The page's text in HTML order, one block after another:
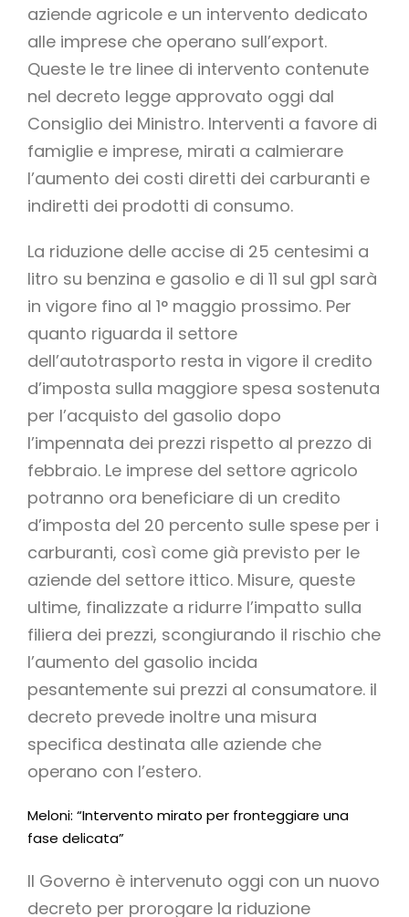
aziende agricole e un intervento dedicato
alle imprese che operano sull’export.
Queste le tre linee di intervento contenute
nel decreto legge approvato oggi dal
Consiglio dei Ministro. Interventi a favore di
famiglie e imprese, mirati a calmierare
l’aumento dei costi diretti dei carburanti e
indiretti dei prodotti di consumo.
La riduzione delle accise di 25 centesimi a
litro su benzina e gasolio e di 11 sul gpl sarà
in vigore fino al 1° maggio prossimo. Per
quanto riguarda il settore
dell’autotrasporto resta in vigore il credito
d’imposta sulla maggiore spesa sostenuta
per l’acquisto del gasolio dopo
l’impennata dei prezzi rispetto al prezzo di
febbraio. Le imprese del settore agricolo
potranno ora beneficiare di un credito
d’imposta del 20 percento sulle spese per i
carburanti, così come già previsto per le
aziende del settore ittico. Misure, queste
ultime, finalizzate a ridurre l’impatto sulla
filiera dei prezzi, scongiurando il rischio che
l’aumento del gasolio incida
pesantemente sui prezzi al consumatore. il
decreto prevede inoltre una misura
specifica destinata alle aziende che
operano con l’estero.
Meloni: “Intervento mirato per fronteggiare una
fase delicata”
Il Governo è intervenuto oggi con un nuovo
decreto per prorogare la riduzione